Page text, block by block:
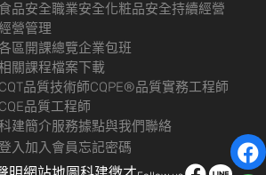
食品安全職業安全化粧品安全持續經營
經營管理
區開課總覽企業包班
關課程檔案下載
CQT品質技術師CQPE®品質實務工程師
CQE品質工程師
建簡介服務據點與我們聯絡
登入加入會員忘記密碼